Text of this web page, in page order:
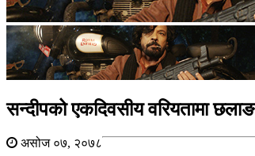
सन्दीपको एकदिवसीय वरियतामा छलाङ
असोज ०७, २०७८